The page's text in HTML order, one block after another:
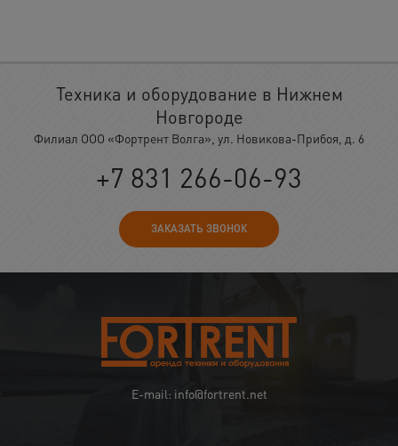
Техника и оборудование в Нижнем
Новгороде
Филиал ООО «Фортрент Волга», ул. Новикова-Прибоя, д. 6
+7 831 266-06-93
ЗАКАЗАТЬ ЗВОНОК
E-mail: info@fortrent.net